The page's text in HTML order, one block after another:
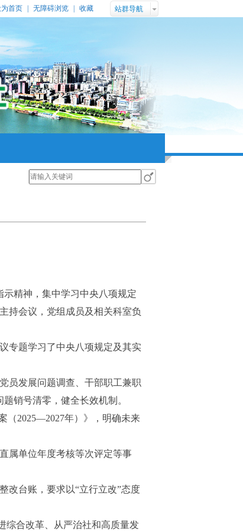
首页 无障碍浏览 收藏 站群导航
精神，集中学习中央八项规定
主持会议，党组成员及相关科室负
专题学习了中央八项规定及其实
员发展问题调查、干部职工兼职
销号清零，健全长效机制。
（2025—2027年）》，明确未来
属单位年度考核等次评定等事
改台账，要求以“立行立改”态度
综合改革、从严治社和高质量发